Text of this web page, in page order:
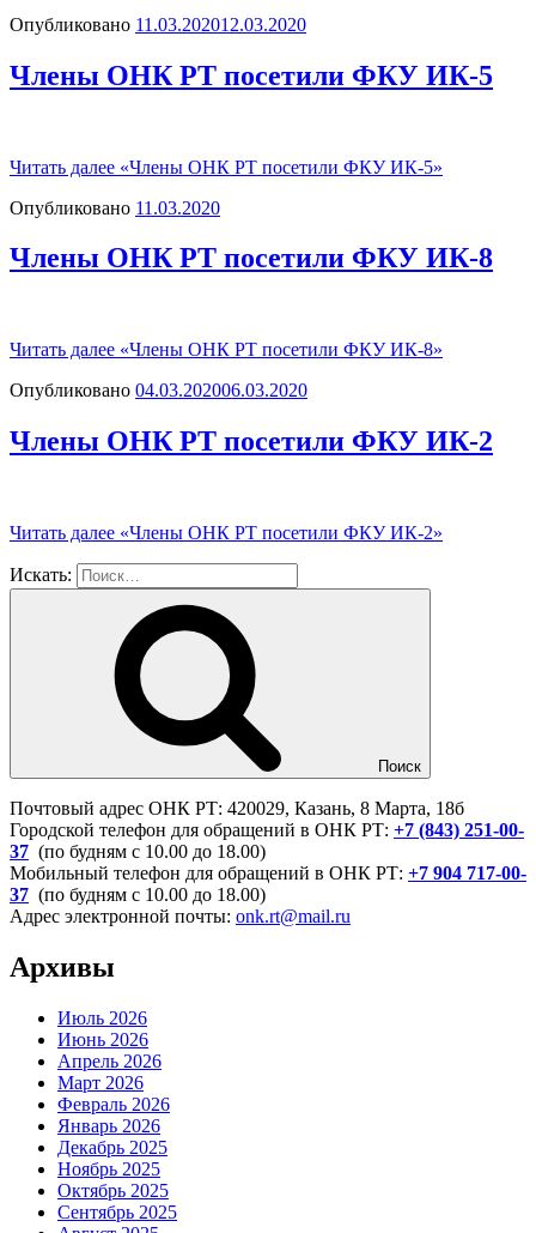
Опубликовано 11.03.202012.03.2020
Члены ОНК РТ посетили ФКУ ИК-5
Читать далее «Члены ОНК РТ посетили ФКУ ИК-5»
Опубликовано 11.03.2020
Члены ОНК РТ посетили ФКУ ИК-8
Читать далее «Члены ОНК РТ посетили ФКУ ИК-8»
Опубликовано 04.03.202006.03.2020
Члены ОНК РТ посетили ФКУ ИК-2
Читать далее «Члены ОНК РТ посетили ФКУ ИК-2»
Искать:
Поиск
Почтовый адрес ОНК РТ: 420029, Казань, 8 Марта, 18б
Городской телефон для обращений в ОНК РТ: +7 (843) 251-00-
37 (по будням с 10.00 до 18.00)
Мобильный телефон для обращений в ОНК РТ: +7 904 717-00-
37 (по будням с 10.00 до 18.00)
Адрес электронной почты: onk.rt@mail.ru
Архивы
Июль 2026
Июнь 2026
Апрель 2026
Март 2026
Февраль 2026
Январь 2026
Декабрь 2025
Ноябрь 2025
Октябрь 2025
Сентябрь 2025